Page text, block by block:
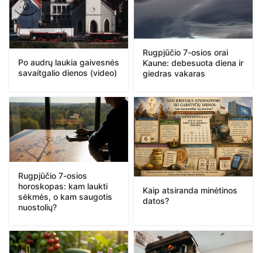
Po audrų laukia gaivesnės
savaitgalio dienos (video)
Rugpjūčio 7-osios orai
Kaune: debesuota diena ir
giedras vakaras
Rugpjūčio 7-osios
horoskopas: kam laukti
sėkmės, o kam saugotis
nuostolių?
Kaip atsiranda minėtinos
datos?